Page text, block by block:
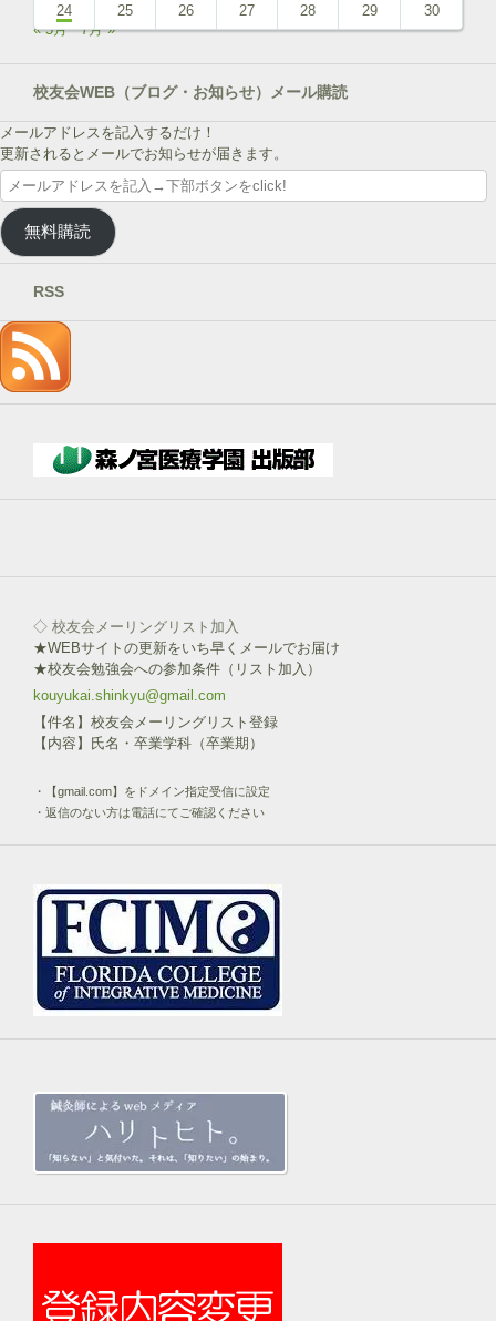
24 25 26 27 28 29
30
« 5月
7月 »
校友会WEB（ブログ・お知らせ）メール購読
メールアドレスを記入するだけ！
更新されるとメールでお知らせが届きます。
ー
ル
ア
ド
を
記
入
→
ン
無料購読
RSS
◇ 校友会メーリングリスト加入
★WEBサイトの更新をいち早くメールでお届け
★校友会勉強会への参加条件（リスト加入）
kouyukai.shinkyu@gmail.com
【件名】校友会メーリングリスト登録
【内容】氏名・卒業学科（卒業期）
・【gmail.com】をドメイン指定受信に設定
・返信のない方は電話にてご確認ください